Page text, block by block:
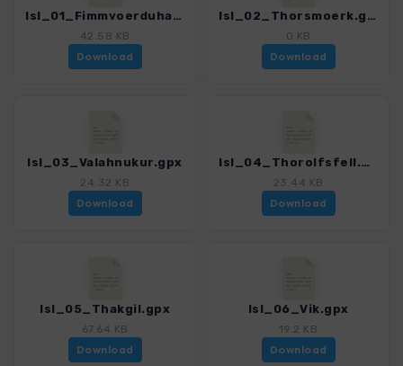
Isl_01_Fimmvoerduhals.gpx
42.58 KB
Download
Isl_02_Thorsmoerk.gpx
0 KB
Download
Isl_03_Valahnukur.gpx
24.32 KB
Download
Isl_04_Thorolfsfell.gpx
23.44 KB
Download
Isl_05_Thakgil.gpx
67.64 KB
Download
Isl_06_Vik.gpx
19.2 KB
Download